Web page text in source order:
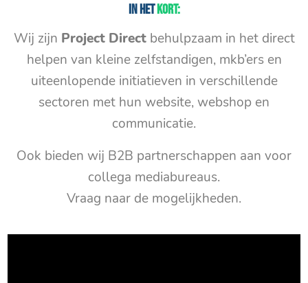
In hetkort:
Wij zijn Project Direct behulpzaam in het direct
helpen van kleine zelfstandigen, mkb’ers en
uiteenlopende initiatieven in verschillende
sectoren met hun website, webshop en
communicatie.
Ook bieden wij B2B partnerschappen aan voor
collega mediabureaus.
Vraag naar de mogelijkheden.